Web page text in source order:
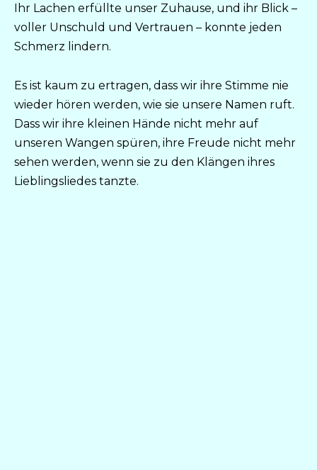
Ihr Lachen erfüllte unser Zuhause, und ihr Blick –
voller Unschuld und Vertrauen – konnte jeden
Schmerz lindern.
Es ist kaum zu ertragen, dass wir ihre Stimme nie
wieder hören werden, wie sie unsere Namen ruft.
Dass wir ihre kleinen Hände nicht mehr auf
unseren Wangen spüren, ihre Freude nicht mehr
sehen werden, wenn sie zu den Klängen ihres
Lieblingsliedes tanzte.